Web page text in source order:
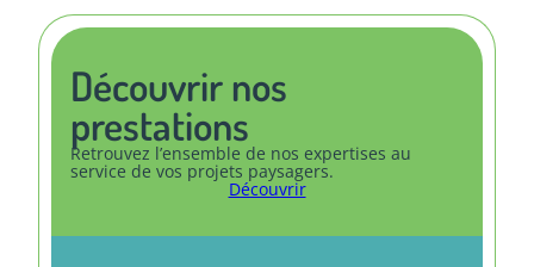
Découvrir nos
prestations
Retrouvez l’ensemble de nos expertises au
service de vos projets paysagers.
Découvrir